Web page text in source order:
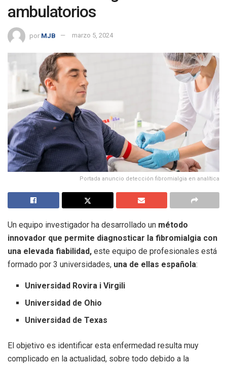
ambulatorios
por MJB marzo 5, 2024
Portada anuncio detección fibromialgia en analítica
Un equipo investigador ha desarrollado un método
innovador que permite diagnosticar la fibromialgia con
una elevada fiabilidad, este equipo de profesionales está
formado por 3 universidades, una de ellas española:
Universidad Rovira i Virgili
Universidad de Ohio
Universidad de Texas
El objetivo es identificar esta enfermedad resulta muy
complicado en la actualidad, sobre todo debido a la